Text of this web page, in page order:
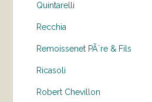
Quintarelli
Recchia
Remoissenet PÃ¨re & Fils
Ricasoli
Robert Chevillon